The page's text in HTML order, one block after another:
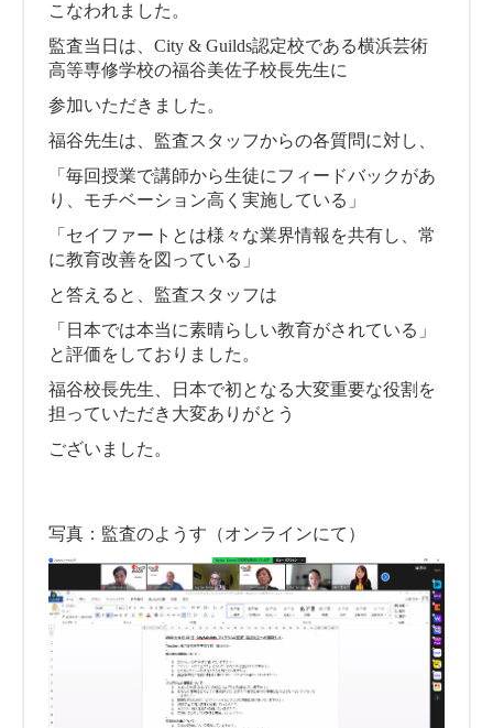
こなわれました。
監査当日は、City & Guilds認定校である横浜芸術
高等専修学校の福谷美佐子校長先生に
参加いただきました。
福谷先生は、監査スタッフからの各質問に対し、
「毎回授業で講師から生徒にフィードバックがあ
り、モチベーション高く実施している」
「セイファートとは様々な業界情報を共有し、常
に教育改善を図っている」
と答えると、監査スタッフは
「日本では本当に素晴らしい教育がされている」
と評価をしておりました。
福谷校長先生、日本で初となる大変重要な役割を
担っていただき大変ありがとう
ございました。
写真：監査のようす（オンラインにて）